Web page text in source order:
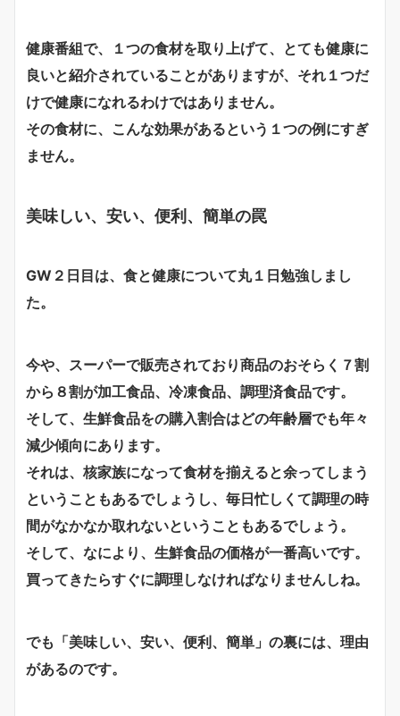
健康番組で、１つの食材を取り上げて、とても健康に
良いと紹介されていることがありますが、それ１つだ
けで健康になれるわけではありません。
その食材に、こんな効果があるという１つの例にすぎ
ません。
美味しい、安い、便利、簡単の罠
GW２日目は、食と健康について丸１日勉強しまし
た。
今や、スーパーで販売されており商品のおそらく７割
から８割が加工食品、冷凍食品、調理済食品です。
そして、生鮮食品をの購入割合はどの年齢層でも年々
減少傾向にあります。
それは、核家族になって食材を揃えると余ってしまう
ということもあるでしょうし、毎日忙しくて調理の時
間がなかなか取れないということもあるでしょう。
そして、なにより、生鮮食品の価格が一番高いです。
買ってきたらすぐに調理しなければなりませんしね。
でも「美味しい、安い、便利、簡単」の裏には、理由
があるのです。